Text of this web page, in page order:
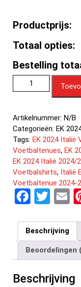
Productprijs:
Totaal opties:
Bestelling
Artikelnummer:N/B
Categorieën:EK
Tags:EK 2024 Italië
Voetbaltenues,EK
EK 2024 Italië 2024/
Voetbalshirts, Italië
Voetbaltenue 2024-
F
ce
b
o
o
T
tt
er
E
Beschrijving
Beoordelingen
Beschrijving